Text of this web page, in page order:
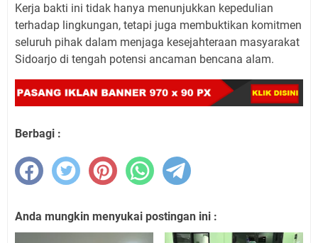
Kerja bakti ini tidak hanya menunjukkan kepedulian
terhadap lingkungan, tetapi juga membuktikan komitmen
seluruh pihak dalam menjaga kesejahteraan masyarakat
Sidoarjo di tengah potensi ancaman bencana alam.
Berbagi :
Anda mungkin menyukai postingan ini :